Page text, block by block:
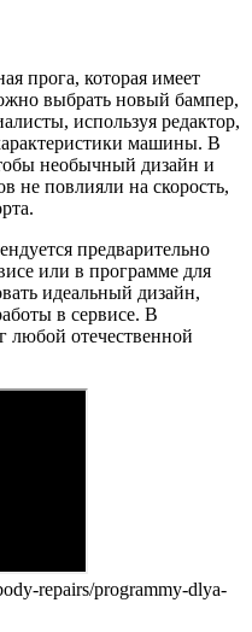
прога, которая имеет
выбрать новый бампер,
используя редактор,
машины. В
необычный дизайн и
не повлияли на скорость,
предварительно
или в программе для
идеальный дизайн,
в сервисе. В
любой отечественной
repairs/programmy-dlya-